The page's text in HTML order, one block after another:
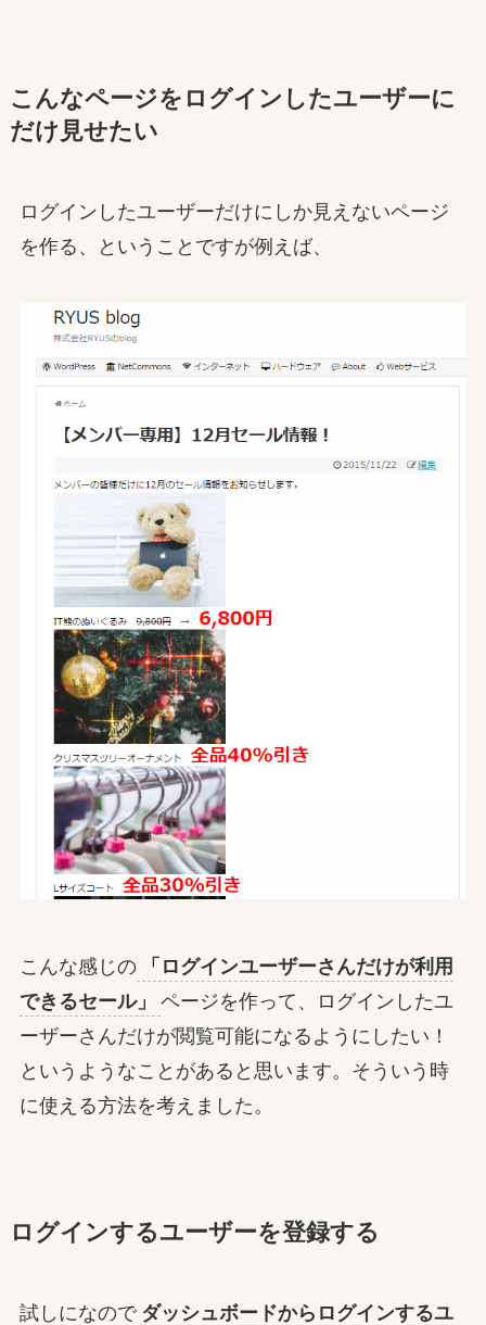
こんなページをログインしたユーザーに
だけ見せたい
ログインしたユーザーだけにしか見えないページ
を作る、ということですが例えば、
こんな感じの
「ログインユーザーさんだけが利用
できるセール」
ページを作って、ログインしたユ
ーザーさんだけが閲覧可能になるようにしたい！
というようなことがあると思います。そういう時
に使える方法を考えました。
ログインするユーザーを登録する
試しになので ダッシュボードからログインするユ